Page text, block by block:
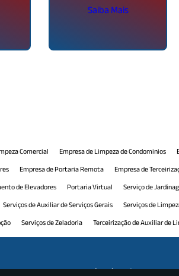
Saiba Mais
Comercial Empresa de Limpeza de Condominios
Empresa de Portaria Remota Empresa de
de Elevadores Portaria Virtual Serviço de
Serviços de Auxiliar de Serviços Gerais Serviços de
Serviços de Zeladoria Terceirização de Auxiliar de
Terceirização de Manutenção Comercial
Institucional